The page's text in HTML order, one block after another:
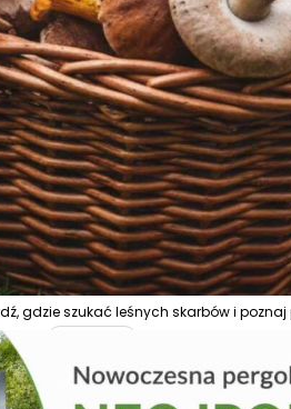
gdzie szukać leśnych skarbów i